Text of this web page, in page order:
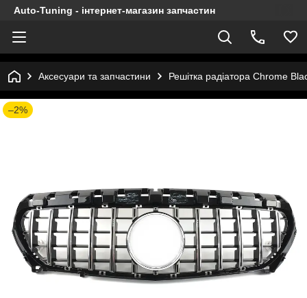
Auto-Tuning - інтернет-магазин запчастин
Аксесуари та запчастини Решітка радіатора Chrome
–2%